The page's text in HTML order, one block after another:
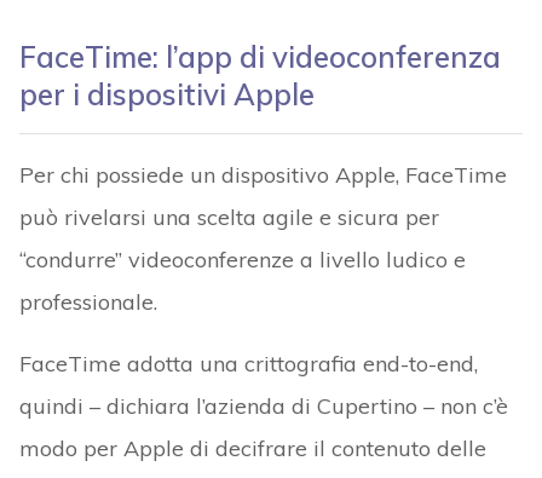
FaceTime: l’app di videoconferenza
per i dispositivi Apple
Per chi possiede un dispositivo Apple, FaceTime
può rivelarsi una scelta agile e sicura per
“condurre” videoconferenze a livello ludico e
professionale.
FaceTime adotta una crittografia end-to-end,
quindi – dichiara l’azienda di Cupertino – non c’è
modo per Apple di decifrare il contenuto delle